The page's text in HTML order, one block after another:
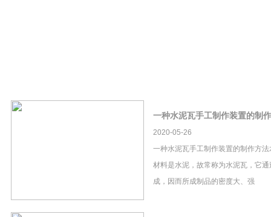
一种水泥瓦手工制作装置的制
2020-05-26
一种水泥瓦手工制作装置的制作方
材料是水泥，故常称为水泥瓦，它
成，因而所成制品的密度大、强